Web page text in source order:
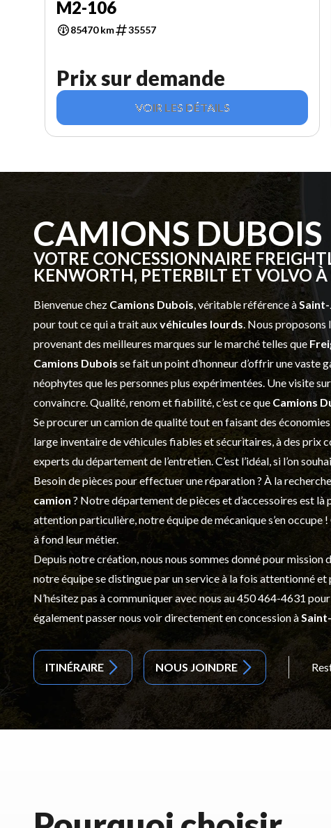
M2-106
85470 km 35557
Prix sur demande
VOIR LES DÉTAILS
CAMIONS DUBOIS
VOTRE CONCESSIONNAIRE
KENWORTH, PETERBILT ET VOLVO
Bienvenue chez Camions Dubois, véritable référence à
pour tout ce qui a trait auxvéhicules lourds. Nous proposons
provenant des meilleures marques sur le marché telles que
Camions Dubois se fait un point d’honneur d’offrir une vaste
néophytes que les personnes plus expérimentées. Une visite
convaincre. Qualité, renom et fiabilité, c’est ce que Camions
Se procurer un camion de qualité tout en faisant des
large inventaire de véhicules fiables et sécuritaires, à des prix
experts du département de l’entretien. C’est l’idéal, si l’on
Besoin de pièces pour effectuer une réparation ? À la
camion ? Notre département depièces et d’accessoires est là
attention particulière, notre équipe de mécanique s’en occupe
à fond leur métier.
Depuis notre création, nous nous sommes donné pour mission
notre équipe se distingue par un service à la fois attentionné et
N’hésitez pas à communiquer avec nous au450 464-4631
également passer nous voir directement en concession à
ITINÉRAIRE NOUS JOINDRE